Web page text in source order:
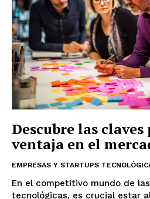
Descubre las
ventaja en el
EMPRESAS Y STARTUPS
En el competitivo mundo de
tecnológicas, es crucial estar